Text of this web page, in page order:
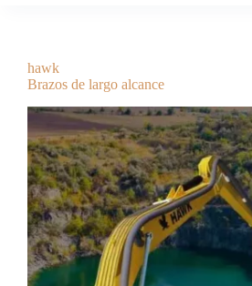
hawk
Brazos de largo alcance